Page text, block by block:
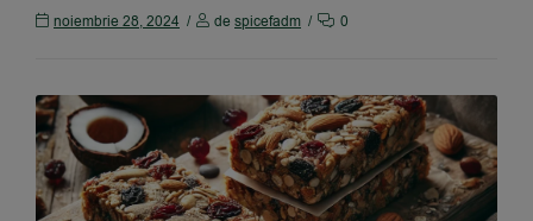
noiembrie 28, 2024 de spicefadm 0